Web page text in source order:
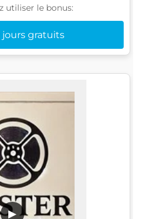
utiliser le bonus:
jours gratuits
▶